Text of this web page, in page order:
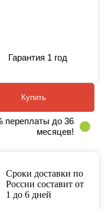
Гарантия 1 год
Купить
переплаты до 36
месяцев!
Сроки доставки по
России составит от
1 до 6 дней